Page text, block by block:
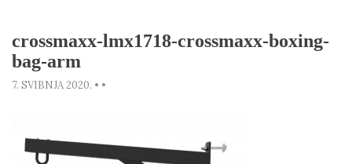
crossmaxx-lmx1718-crossmaxx-boxing-
bag-arm
7. SVIBNJA 2020. • •